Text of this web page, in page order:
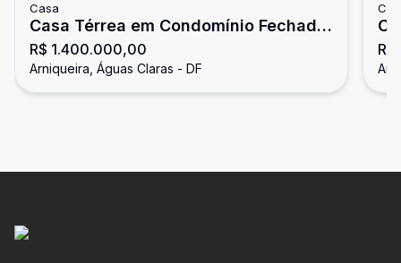
Casa
Casa Térrea em Condomínio Fechado
em Arniqueiras | 4 Quartos, 3 Suítes e
Arquitetura Moderna
R$ 1.400.000,00
Arniqueira, Águas Claras - DF